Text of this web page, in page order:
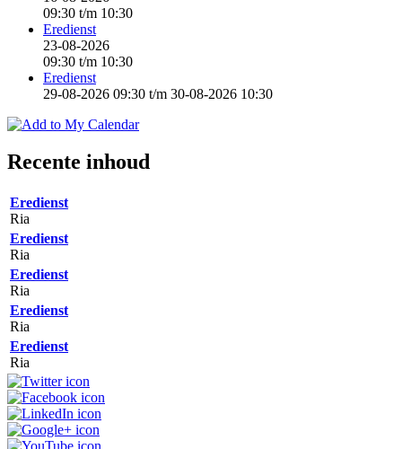
09:30 t/m 10:30
Eredienst
23-08-2026
09:30 t/m 10:30
Eredienst
29-08-2026 09:30 t/m 30-08-2026 10:30
Recente inhoud
Eredienst
Ria
Eredienst
Ria
Eredienst
Ria
Eredienst
Ria
Eredienst
Ria